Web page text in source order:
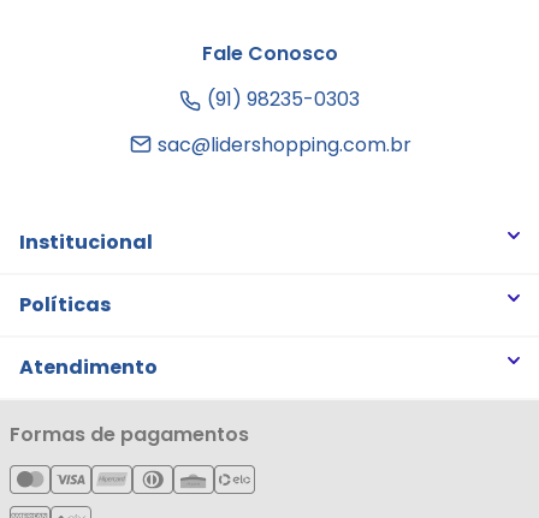
Fale Conosco
(91) 98235-0303
sac@lidershopping.com.br
Institucional
Quem somos
Notícias
Cartão Líderzan
Políticas
Trocas e Devoluções
Política de Privacidade
Política de Entrega
Política de Reembolso
Atendimento
Minha Conta
Meus Pedidos
Meus Favoritos
Formas de pagamentos